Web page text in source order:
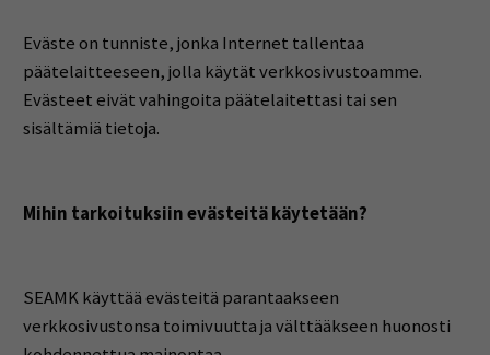
Eväste on tunniste, jonka Internet tallentaa
päätelaitteeseen, jolla käytät verkkosivustoamme.
Evästeet eivät vahingoita päätelaitettasi tai sen
sisältämiä tietoja.
Mihin tarkoituksiin evästeitä käytetään?
SEAMK käyttää evästeitä parantaakseen
verkkosivustonsa toimivuutta ja välttääkseen huonosti